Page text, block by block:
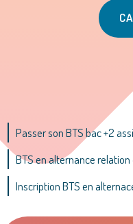
Passer son BTS bac +2
BTS en alternance
Inscription BTS en